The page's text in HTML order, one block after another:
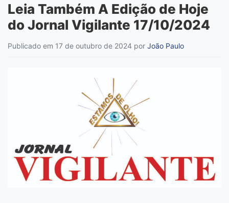
Leia Também A Edição de Hoje
do Jornal Vigilante 17/10/2024
Publicado em 17 de outubro de 2024 por João Paulo